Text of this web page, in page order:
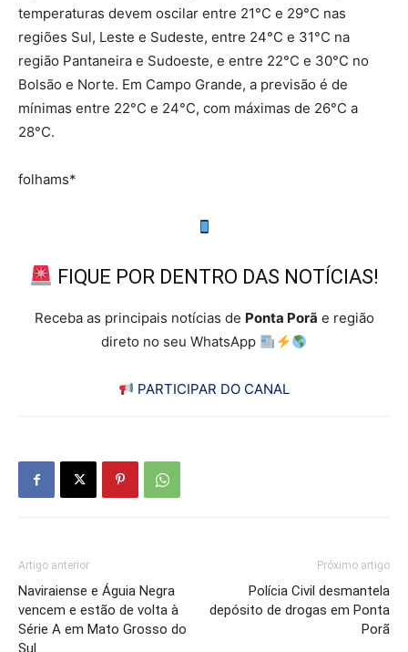
temperaturas devem oscilar entre 21°C e 29°C nas
regiões Sul, Leste e Sudeste, entre 24°C e 31°C na
região Pantaneira e Sudoeste, e entre 22°C e 30°C no
Bolsão e Norte. Em Campo Grande, a previsão é de
mínimas entre 22°C e 24°C, com máximas de 26°C a
28°C.
folhams*
FIQUE POR DENTRO DAS NOTÍCIAS!
Receba as principais notícias de Ponta Porã e região
direto no seu WhatsApp
PARTICIPAR DO CANAL
Artigo anterior
Naviraiense e Águia Negra
vencem e estão de volta à
Série A em Mato Grosso do
Sul
Próximo artigo
Polícia Civil desmantela
depósito de drogas em Ponta
Porã